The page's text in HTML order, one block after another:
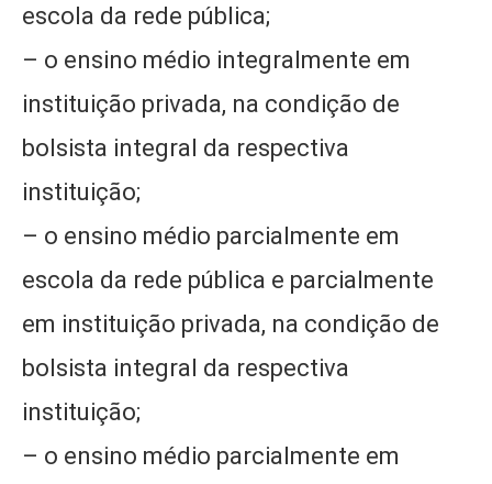
escola da rede pública;
– o ensino médio integralmente em
instituição privada, na condição de
bolsista integral da respectiva
instituição;
– o ensino médio parcialmente em
escola da rede pública e parcialmente
em instituição privada, na condição de
bolsista integral da respectiva
instituição;
– o ensino médio parcialmente em